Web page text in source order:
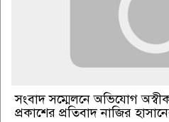
সংবাদ সম্মেলনে অভিযোগ
প্রকাশের প্রতিবাদ নাজির